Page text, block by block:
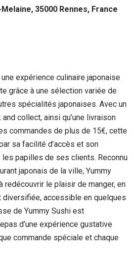
35000 Rennes, France
expérience culinaire japonaise
grâce à une sélection variée de
spécialités japonaises. Avec un
collect, ainsi qu’une livraison
commandes de plus de 15€, cette
sa facilité d’accès et son
papilles de ses clients. Reconnu
japonais de la ville, Yummy
le plaisir de manger, en
diversifiée, accessible en quelques
de Yummy Sushi est
d’une expérience gustative
commande spéciale et chaque